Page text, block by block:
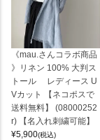
《mau.さんコラボ商品
》リネン 100% 大判ス
トール レディース U
Vカット 【ネコポスで
送料無料】 (08000252
r) 【名入れ刺繍可能】
¥5,900(税込)